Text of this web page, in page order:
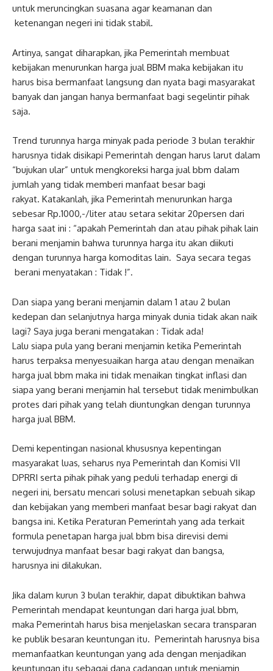
untuk meruncingkan suasana agar keamanan dan
ketenangan negeri ini tidak stabil.
Artinya, sangat diharapkan, jika Pemerintah membuat
kebijakan menurunkan harga jual BBM maka kebijakan itu
harus bisa bermanfaat langsung dan nyata bagi masyarakat
banyak dan jangan hanya bermanfaat bagi segelintir pihak
saja.
‎Trend turunnya harga minyak pada periode 3 bulan terakhir
harusnya tidak disikapi Pemerintah dengan harus larut dalam
“bujukan ular” untuk mengkoreksi harga jual bbm dalam
jumlah yang tidak memberi manfaat besar bagi
rakyat. Katakanlah, jika Pemerintah menurunkan harga
sebesar Rp.1000,-/liter atau setara sekitar 20persen dari
harga saat ini : “apakah Pemerintah dan atau pihak pihak lain
berani menjamin bahwa turunnya harga itu akan diikuti
dengan turunnya harga komoditas lain. Saya secara tegas
berani menyatakan : Tidak !”.
Dan siapa yang berani menjamin dalam 1 atau 2 bulan
kedepan dan selanjutnya harga minyak dunia tidak akan naik
lagi? Saya juga berani mengatakan : Tidak ada!
Lalu siapa pula yang berani menjamin ketika Pemerintah
harus terpaksa menyesuaikan harga atau dengan menaikan
harga jual bbm maka ini tidak menaikan tingkat inflasi dan
siapa yang berani menjamin hal tersebut tidak menimbulkan
protes dari pihak yang telah diuntungkan dengan turunnya
harga jual BBM. ‎
Demi kepentingan nasional khususnya kepentingan
masyarakat luas, seharus nya Pemerintah dan Komisi VII
DPRRI serta pihak pihak yang peduli terhadap energi di
negeri ini, bersatu mencari solusi menetapkan sebuah sikap
dan kebijakan yang memberi manfaat besar bagi rakyat dan
bangsa ini. Ketika Peraturan Pemerintah yang ada terkait
formula penetapan harga jual bbm bisa direvisi demi
terwujudnya manfaat besar bagi rakyat dan bangsa,
harusnya ini dilakukan.
Jika dalam kurun 3 bulan terakhir, dapat dibuktikan bahwa
Pemerintah mendapat keuntungan dari harga jual bbm,
maka Pemerintah harus bisa menjelaskan secara transparan
ke publik besaran keuntungan itu. Pemerintah harusnya bisa
memanfaatkan keuntungan yang ada dengan menjadikan
keuntungan itu sebagai dana cadangan untuk menjamin